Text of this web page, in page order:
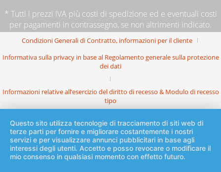
* Tutti i prezzi IVA più costi di spedizione ed e eventuali costi
per pagamenti in contrassegno, se non altrimenti indicato.
Condizioni Generali di Contratto, informazioni per il cliente
Informativa sulla privacy in base al Regolamento generale sulla protezione
dei dati
Informazioni relative all’esercizio del diritto di recesso & Modulo di recesso
tipo
Questo sito utilizza tecnologie di tracciamento di siti web di
terze parti per fornire e migliorare costantemente i nostri
servizi e per visualizzare annunci pubblicitari in base agli
interessi degli utenti. Accetto e posso revocare o modificare il
mio consenso in qualsiasi momento con effetto futuro.